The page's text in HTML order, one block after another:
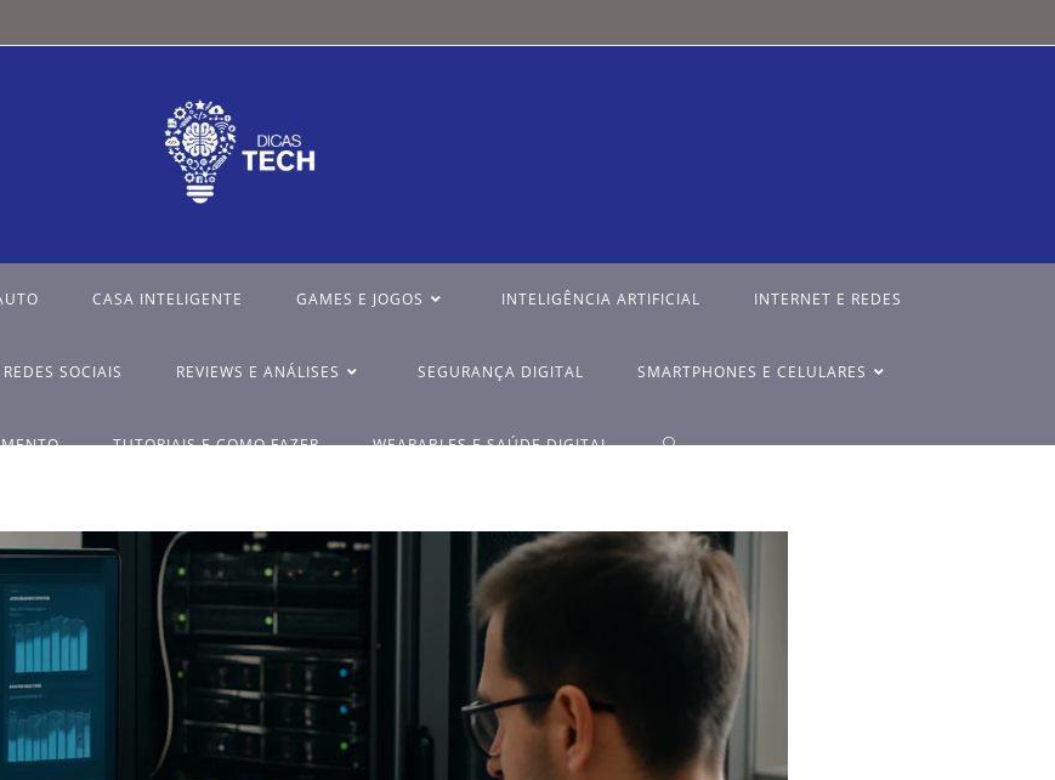
CASA INTELIGENTE GAMES E JOGOS INTELIGÊNCIA ARTIFICIAL INTERNET E REDES
REDES SOCIAIS REVIEWS E ANÁLISES SEGURANÇA DIGITAL SMARTPHONES E CELULARES
TUTORIAIS E COMO FAZER WEARABLES E SAÚDE DIGITAL